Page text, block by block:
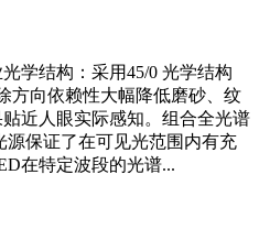
学结构：采用45/0 光学结构
方向依赖性大幅降低磨砂、纹
近人眼实际感知。组合全光谱
保证了在可见光范围内有充
在特定波段的光谱...